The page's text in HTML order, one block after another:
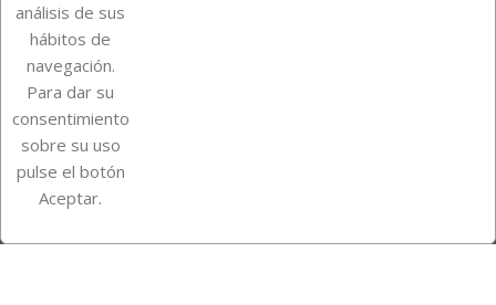
Su cuenta
Información de la tienda
InstagramTikTok
análisis de sus
hábitos de
navegación.
Para dar su
consentimiento
sobre su uso
pulse el botón
Aceptar.